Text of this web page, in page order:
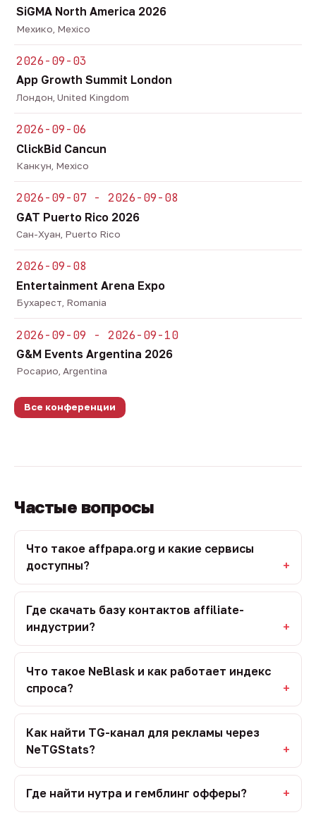
SiGMA North America 2026
Мехико, Mexico
2026-09-03
App Growth Summit London
Лондон, United Kingdom
2026-09-06
ClickBid Cancun
Канкун, Mexico
2026-09-07 - 2026-09-08
GAT Puerto Rico 2026
Сан-Хуан, Puerto Rico
2026-09-08
Entertainment Arena Expo
Бухарест, Romania
2026-09-09 - 2026-09-10
G&M Events Argentina 2026
Росарио, Argentina
Все конференции
Частые вопросы
Что такое affpapa.org и какие сервисы
доступны?
Где скачать базу контактов affiliate-
индустрии?
Что такое NeBlask и как работает индекс
спроса?
Как найти TG-канал для рекламы через
NeTGStats?
Где найти нутра и гемблинг офферы?